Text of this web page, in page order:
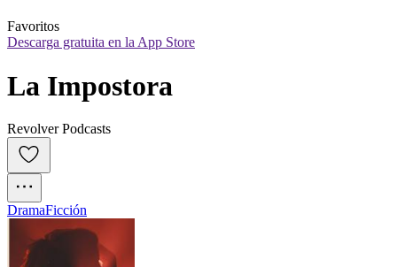
Favoritos
Descarga gratuita en la App Store
La Impostora
Revolver Podcasts
DramaFicción